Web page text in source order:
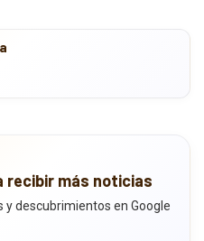
recibir más noticias
y descubrimientos en Google